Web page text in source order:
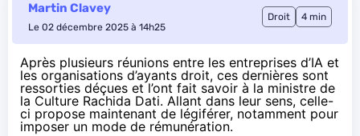
Martin Clavey
Le 02 décembre 2025 à 14h25
Droit 4 min
Après plusieurs réunions entre les entreprises d’IA et
les organisations d’ayants droit, ces dernières sont
ressorties déçues et l’ont fait savoir à la ministre de
la Culture Rachida Dati. Allant dans leur sens, celle-
ci propose maintenant de légiférer, notamment pour
imposer un mode de rémunération.